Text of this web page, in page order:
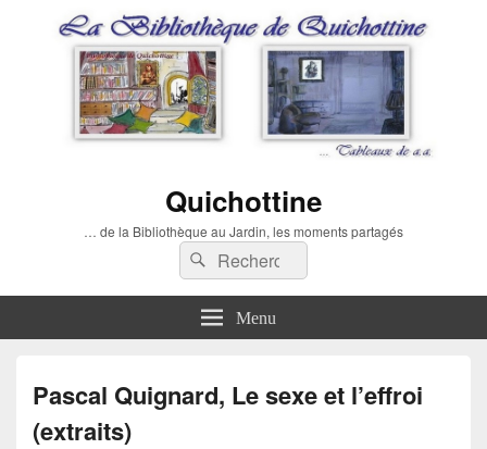
Quichottine
… de la Bibliothèque au Jardin, les moments partagés
Recherche :
Rechercher
Menu
Pascal Quignard, Le sexe et l’effroi
(extraits)